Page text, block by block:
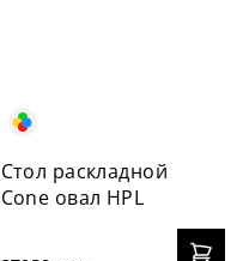
Стол раскладной
Cone овал HPL